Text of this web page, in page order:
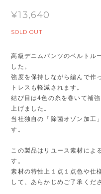
¥13,640
SOLD OUT
高級デニムパンツのベルトル
した。
強度を保持しながら編んで作
トレスも軽減されます。
結び目は4色の糸を巻いて補
上げました。
当社独自の「除菌オゾン加工
す。
この製品はリユース素材によ
す。
素材の特性上１点１点色や仕
して、あらかじめご了承くだ